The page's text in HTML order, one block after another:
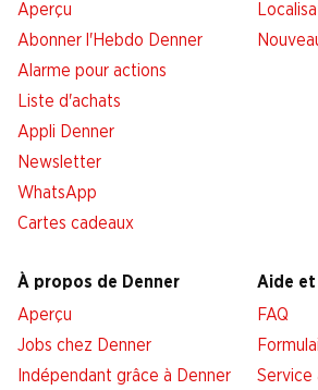
Aperçu
Abonner l'Hebdo Denner
Alarme pour actions
Liste d'achats
Appli Denner
Newsletter
WhatsApp
Cartes cadeaux
À propos de Denner
Aperçu
Jobs chez Denner
Indépendant grâce à Denner
Aide
FAQ
Service